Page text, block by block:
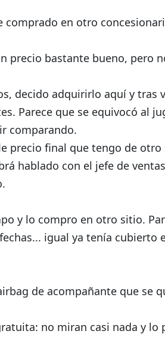
en otro
precio bastante bueno, pero
decido adquirirlo aquí y tras
Parece que se equivocó al
comparando.
precio final que tengo de
hablado con el jefe de
y lo compro en otro sitio.
igual ya tenía cubierto
de acompañante que se
no miran casi nada y lo